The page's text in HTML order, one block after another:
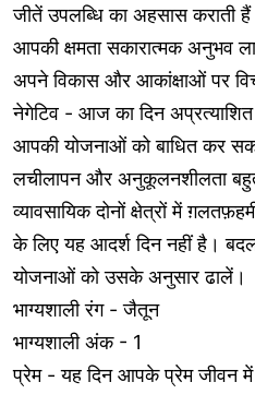
जीतें उपलब्धि का अहसास कराती
आपकी क्षमता सकारात्मक अनुभव
अपने विकास और आकांक्षाओं पर
नेगेटिव - आज का दिन
आपकी योजनाओं को बाधित कर
लचीलापन और अनुकूलनशीलता
व्यावसायिक दोनों क्षेत्रों में
के लिए यह आदर्श दिन नहीं है।
योजनाओं को उसके अनुसार ढालें।
भाग्यशाली रंग - जैतून
भाग्यशाली अंक - 1
प्रेम - यह दिन आपके प्रेम जीवन